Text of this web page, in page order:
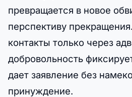
превращается в новое
перспективу
контакты только через
добровольность
дает заявление без
принуждение.